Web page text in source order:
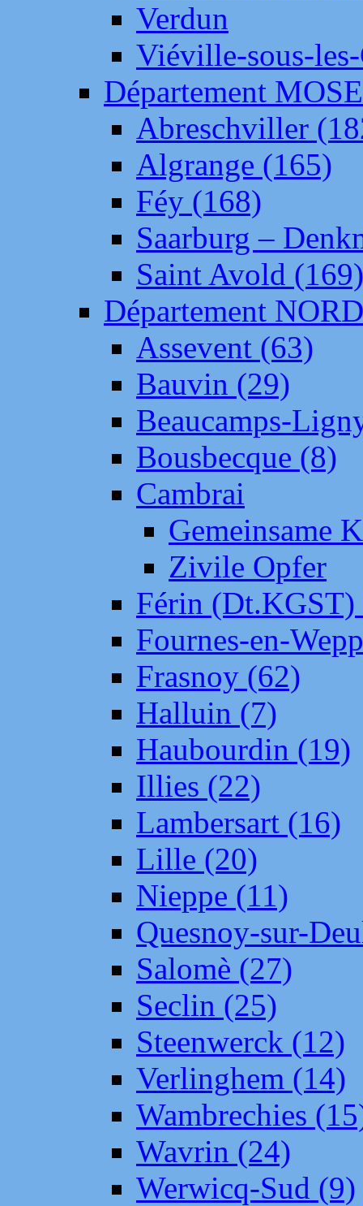
Verdun
Viéville-sous-
Département
Abreschviller
Algrange (165)
Féy (168)
Saarburg –
Saint Avold (169)
Département NORD
Assevent (63)
Bauvin (29)
Beaucamps-
Bousbecque (8)
Cambrai
Gemeinsame
Zivile Opfer
Férin (Dt.KGST)
Fournes-en-
Frasnoy (62)
Halluin (7)
Haubourdin (19)
Illies (22)
Lambersart (16)
Lille (20)
Nieppe (11)
Quesnoy-sur-
Salomè (27)
Seclin (25)
Steenwerck (12)
Verlinghem (14)
Wambrechies
Wavrin (24)
Werwicq-Sud (9)